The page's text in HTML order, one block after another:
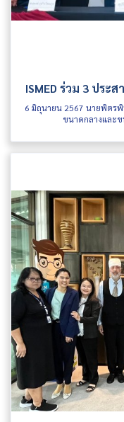
ISMED ร่วม 3 ประ
6 มิถุนายน 2567 นายพิตร
ขนาดกลางและข